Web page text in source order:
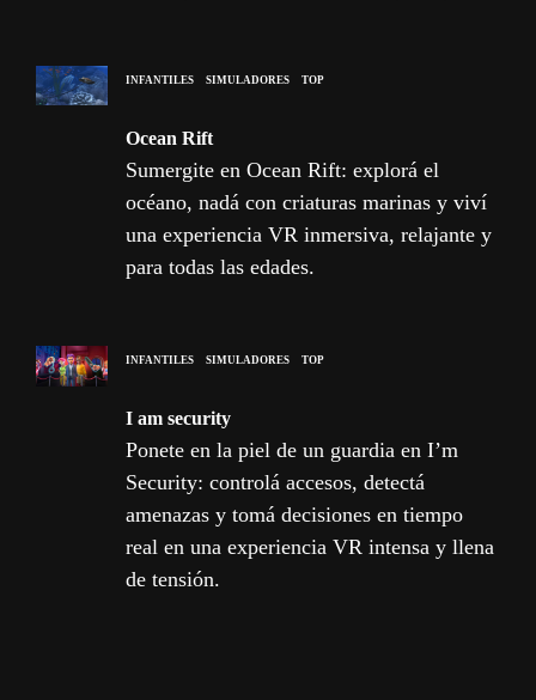
INFANTILES SIMULADORES TOP
Ocean Rift
Sumergite en Ocean Rift: explorá el
océano, nadá con criaturas marinas y viví
una experiencia VR inmersiva, relajante y
para todas las edades.
INFANTILES SIMULADORES TOP
I am security
Ponete en la piel de un guardia en I’m
Security: controlá accesos, detectá
amenazas y tomá decisiones en tiempo
real en una experiencia VR intensa y llena
de tensión.